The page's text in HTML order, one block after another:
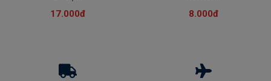
17.000đ 8.000đ